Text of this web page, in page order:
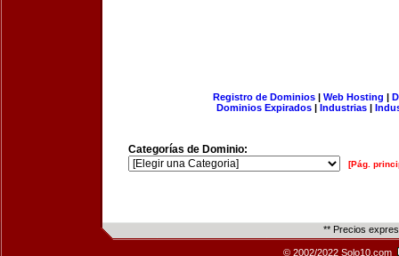
Registro de Dominios| Web Hosting |
Dominios Expirados | Industrias |
Categorías de Dominio:
[Pág.
** Precios
© 2002/2022 Solo10.com